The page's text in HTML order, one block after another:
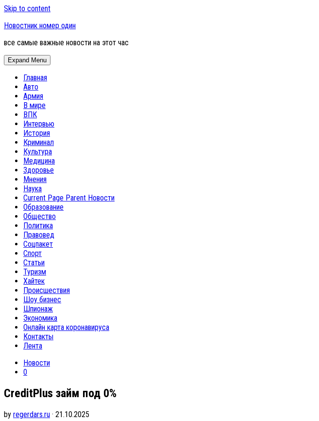
Skip to content
Новостник номер один
все самые важные новости на этот час
Expand Menu
Главная
Авто
Армия
В мире
ВПК
Интервью
История
Криминал
Культура
Медицина
Здоровье
Мнения
Наука
Current Page Parent Новости
Образование
Общество
Политика
Правовед
Соцпакет
Спорт
Статьи
Туризм
Хайтек
Происшествия
Шоу бизнес
Шпионаж
Экономика
Онлайн карта коронавируса
Контакты
Лента
Новости
0
CreditPlus займ под 0%
by regerdars.ru · 21.10.2025